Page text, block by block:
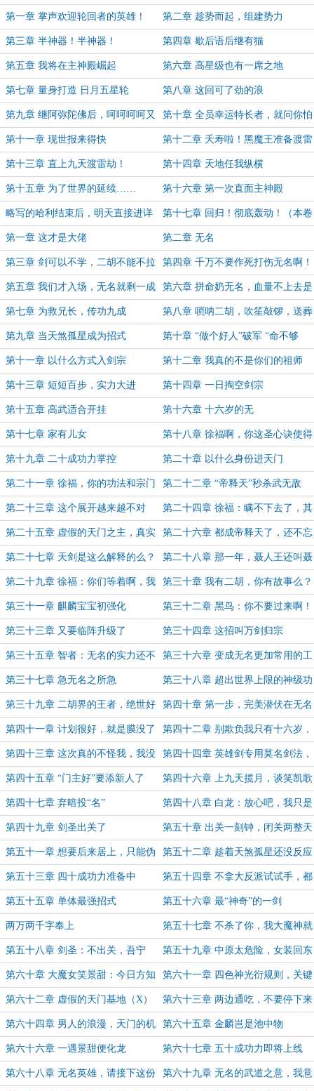
终）
第一章 掌声欢迎轮回者的英雄！ 第二章 趁势而起，组建势力
第三章 半神器！半神器！ 第四章 歇后语后继有猫
第五章 我将在主神殿崛起 第六章 高星级也有一席之地
第七章 量身打造 日月五星轮 第八章 这回可了劲的浪
第九章 继阿弥陀佛后，呵呵呵呵又
是什么意思
第十章 全员幸运特长者，就问你怕
不怕
第十一章 现世报来得快 第十二章 夭寿啦！黑魔王准备渡雷
劫啦！
第十三章 直上九天渡雷劫！ 第十四章 天地任我纵横
第十五章 为了世界的延续…… 第十六章 第一次直面主神殿
略写的哈利结束后，明天直接进详
写的风云
第十七章 回归！彻底轰动！（本卷
终）
第一章 这才是大佬 第二章 无名
第三章 剑可以不学，二胡不能不拉 第四章 千万不要作死打伤无名啊！
第五章 我们才入场，无名就剩一成
功力了？
第六章 拼命奶无名，血量不上去是
最绝望的
第七章 为救兄长，传功九成 第八章 唢呐二胡，吹笙敲锣，送葬
乐队初成型
第九章 当天煞孤星成为招式 第十章 “做个好人”破军 “命不够
硬”剑慧
第十一章 以什么方式入剑宗 第十二章 我真的不是你们的祖师
第十三章 短短百步，实力大进 第十四章 一日掏空剑宗
第十五章 高武适合开挂 第十六章 十六岁的无
名，“儿”“孙”满堂
第十七章 家有儿女 第十八章 徐福啊，你这圣心诀使得
不太对
第十九章 二十成功力掌控 第二十章 以什么身份进天门
第二十一章 徐福，你的功法和宗门
真棒
第二十二章 “帝释天”秒杀武无敌
第二十三章 这个展开越来越不对
了……
第二十四章 徐福：瞒不下去了，其
实帝释天是我义父
第二十五章 虚假的天门之主，真实
的天门之主
第二十六章 都成帝释天了，还不忘
拉二胡
第二十七章 天剑是这么解释的么？ 第二十八章 那一年，聂人王还叫聂
人王，那一年，十大门派人丁兴旺
第二十九章 徐福：你们等着啊，我
还有义父的，有种别走啊！
第三十章 我有二胡，你有故事么？
第三十一章 麒麟宝宝初强化 第三十二章 黑鸟：你不要过来啊！
第三十三章 又要临阵升级了 第三十四章 这招叫万剑归宗
第三十五章 智者：无名的实力还不
够
第三十六章 变成无名更加常用的工
具
第三十七章 急无名之所急 第三十八章 超出世界上限的神级功
法
第三十九章 二胡界的王者，绝世好
胡
第四十章 第一步，完美潜伏在无名
身边
第四十一章 计划很好，就是膜没了 第四十二章 别欺负我只有十六岁，
这招绝不是浑天宝鉴
第四十三章 这次真的不怪我，我没
想到这样的发展
第四十四章 英雄剑专用莫名剑法，
天晶剑施展浑天宝鉴
第四十五章 “门主好”要添新人了 第四十六章 上九天揽月，谈笑凯歌
还
第四十七章 弃暗投“名” 第四十八章 白龙：放心吧，我只是
逢场作戏
第四十九章 剑圣出关了 第五十章 出关一刻钟，闭关两整天
第五十一章 想要后来居上，只能伪
装成无名的至亲
第五十二章 趁着天煞孤星还没反应
过来……
第五十三章 四十成功力准备中 第五十四章 不拿大反派试试手，都
不知道自己有多强！
第五十五章 单体最强招式 第五十六章 最“神奇”的一剑
两万两千字奉上 第五十七章 不杀了你，我大魔神就
不是男人
第五十八章 剑圣：不出关，吾宁
死！
第五十九章 中原太危险，女装回东
瀛
第六十章 大魔女笑景甜：今日方知
我是我！
第六十一章 四色神光衍规则，关键
的实力进境
第六十二章 虚假的天门基地（X）
真实的神龙斗士（?）
第六十三章 两边通吃，不要停下来
第六十四章 男人的浪漫，天门的机
甲
第六十五章 金麟岂是池中物
第六十六章 一遇景甜便化龙 第六十七章 五十成功力即将上线
第六十八章 无名英雄，请接下这份 第六十九章 无名的武道之意，我意